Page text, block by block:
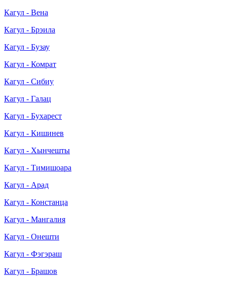
Кагул - Вена
Кагул - Брэила
Кагул - Бузау
Кагул - Комрат
Кагул - Сибиу
Кагул - Галац
Кагул - Бухарест
Кагул - Кишинев
Кагул - Хынчешты
Кагул - Тимишоара
Кагул - Арад
Кагул - Констанца
Кагул - Мангалия
Кагул - Онешти
Кагул - Фэгэраш
Кагул - Брашов